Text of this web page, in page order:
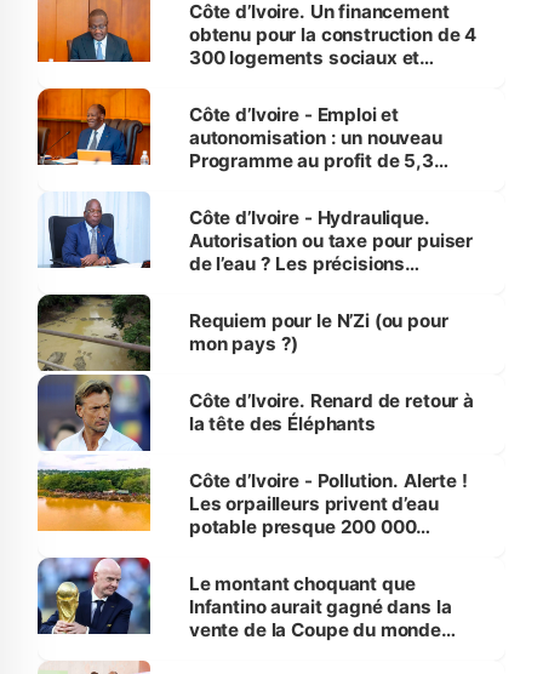
Côte d’Ivoire. Un financement
obtenu pour la construction de 4
300 logements sociaux et
et Yamoussoukro
Côte d’Ivoire - Emploi et
autonomisation : un nouveau
Programme au profit de 5,3
Côte d’Ivoire - Hydraulique.
Autorisation ou taxe pour puiser
de l’eau ? Les précisions
Requiem pour le N’Zi (ou pour
mon pays ?)
Côte d’Ivoire. Renard de retour à
la tête des Éléphants
Côte d’Ivoire - Pollution. Alerte !
Les orpailleurs privent d’eau
potable presque 200 000
Le montant choquant que
Infantino aurait gagné dans la
vente de la Coupe du monde